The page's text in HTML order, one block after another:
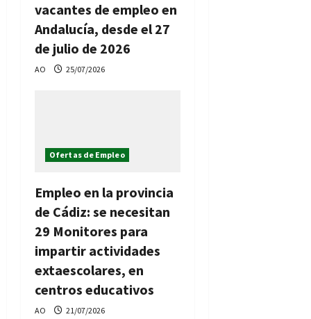
vacantes de empleo en
Andalucía, desde el 27
de julio de 2026
AO 25/07/2026
Ofertas de Empleo
Empleo en la provincia
de Cádiz: se necesitan
29 Monitores para
impartir actividades
extaescolares, en
centros educativos
AO 21/07/2026